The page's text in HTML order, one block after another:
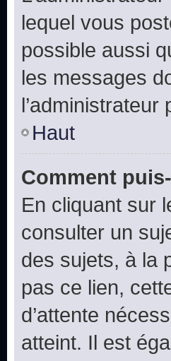
lequel vous
possible aussi
les messages
l’administrateur
Haut
Comment
En cliquant sur
consulter un
des sujets, à la
pas ce lien,
d’attente
atteint. Il est